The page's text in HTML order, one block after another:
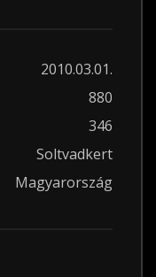
2010.03.01.
880
346
Soltvadkert
Magyarország